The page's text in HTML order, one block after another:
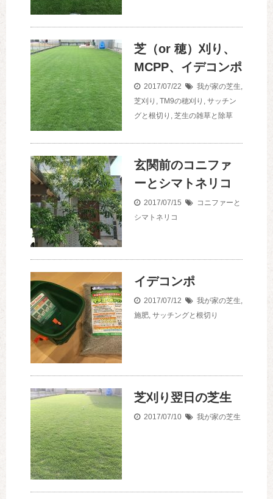
芝（or 穂）刈り、
MCPP、イデコンポ
2017/07/22 我が家の芝生,
芝刈り , TM9の穂刈り , サッチン
グと根切り , 芝生の雑草と除草
玄関前のコニファ
ーとシマトネリコ
2017/07/15
コニファーと
シマトネリコ
イデコンポ
2017/07/12 我が家の芝生,
施肥, サッチングと根切り
芝刈り翌日の芝生
2017/07/10 我が家の芝生